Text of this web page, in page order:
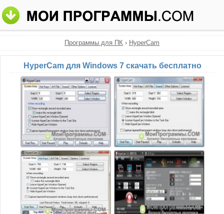
Программы для ПК › HyperCam
HyperCam для Windows 7 скачать бесплатно